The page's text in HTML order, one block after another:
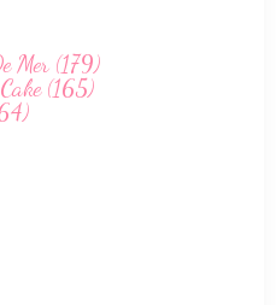
Mer (179)
(165)